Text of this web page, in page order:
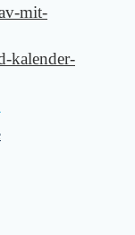
mit-
kalender-